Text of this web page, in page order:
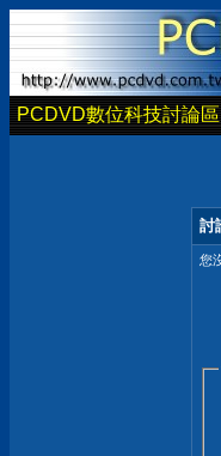
PCDVD數位科技討論區
討
您